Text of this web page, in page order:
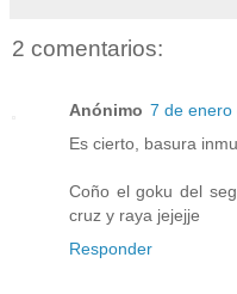
2 comentarios:
Anónimo 7 de enero
Es cierto, basura
Coño el goku del
cruz y raya jejejje
Responder